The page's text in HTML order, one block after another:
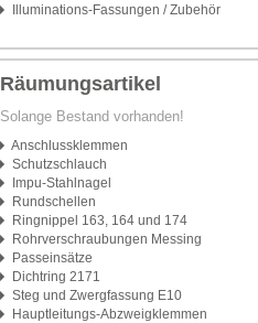
Illuminations-Fassungen / Zubehör
Räumungsartikel
Solange Bestand vorhanden!
Anschlussklemmen
Schutzschlauch
Impu-Stahlnagel
Rundschellen
Ringnippel 163, 164 und 174
Rohrverschraubungen Messing
Passeinsätze
Dichtring 2171
Steg und Zwergfassung E10
Hauptleitungs-Abzweigklemmen